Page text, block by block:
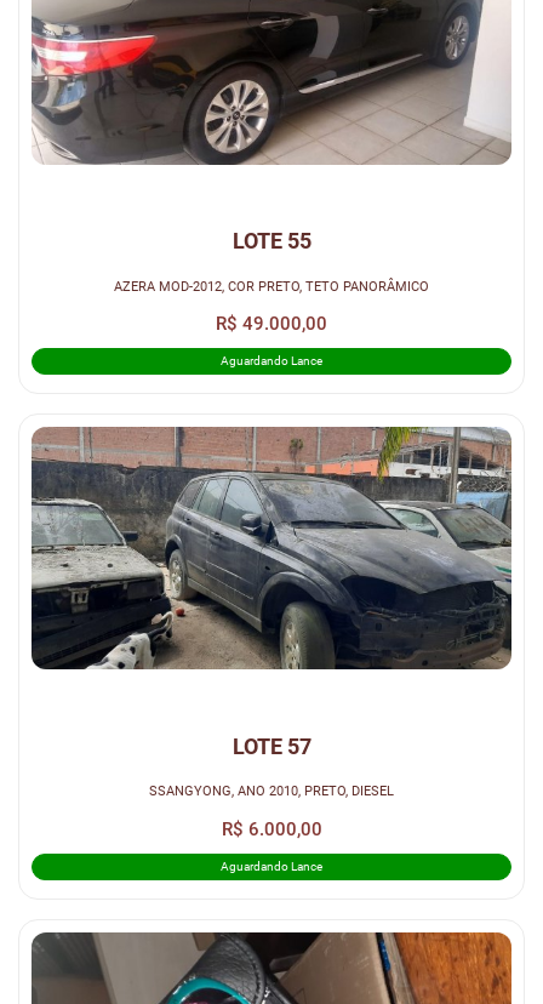
LOTE 55
AZERA MOD-2012, COR PRETO, TETO PANORÂMICO
R$ 49.000,00
Aguardando Lance
LOTE 57
SSANGYONG, ANO 2010, PRETO, DIESEL
R$ 6.000,00
Aguardando Lance